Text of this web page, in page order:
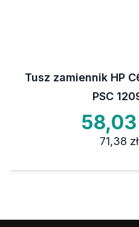
Tusz zamiennik HP
PSC
58,03
71,38 zł